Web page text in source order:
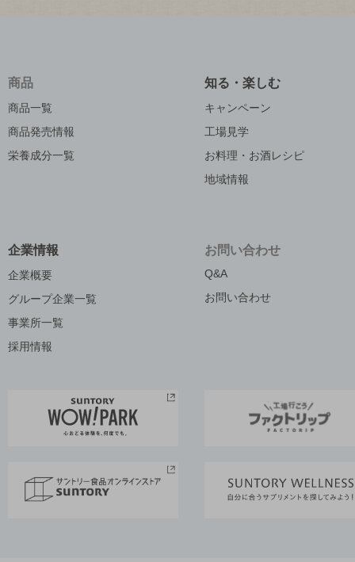
商品
商品一覧
商品発売情報
栄養成分一覧
知る・楽しむ
キャンペーン
工場見学
お料理・お酒レシピ
地域情報
企業情報
企業概要
グループ企業一覧
事業所一覧
採用情報
お問い合わせ
Q&A
お問い合わせ